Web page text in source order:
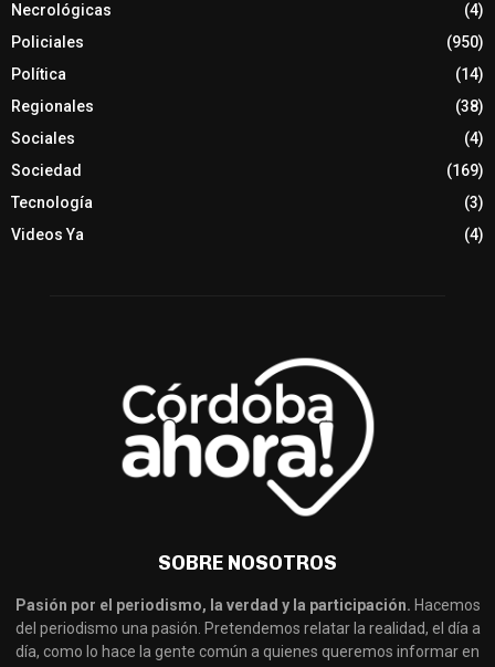
Necrológicas
(4)
Policiales
(950)
Política
(14)
Regionales
(38)
Sociales
(4)
Sociedad
(169)
Tecnología
(3)
Videos Ya
(4)
SOBRE NOSOTROS
Pasión por el periodismo, la verdad y la participación. Hacemos
del periodismo una pasión. Pretendemos relatar la realidad, el día a
día, como lo hace la gente común a quienes queremos informar en